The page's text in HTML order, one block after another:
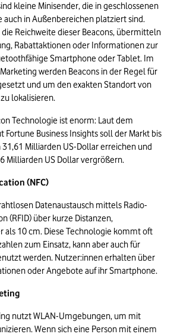
kleine Minisender, die in geschlossenen
auch in Außenbereichen platziert sind.
Reichweite dieser Beacons, übermitteln
Rabattaktionen oder Informationen zur
Smartphone oder Tablet. Im
werden Beacons in der Regel für
und um den exakten Standort von
lokalisieren.
Technologie ist enorm: Laut dem
Fortune Business Insights soll der Markt bis
Milliarden US-Dollar erreichen und
Milliarden US Dollar vergrößern.
(NFC)
Datenaustausch mittels Radio-
(RFID) über kurze Distanzen,
als 10 cm. Diese Technologie kommt oft
zum Einsatz, kann aber auch für
werden. Nutzer:innen erhalten über
oder Angebote auf ihr Smartphone.
nutzt WLAN-Umgebungen, um mit
Wenn sich eine Person mit einem